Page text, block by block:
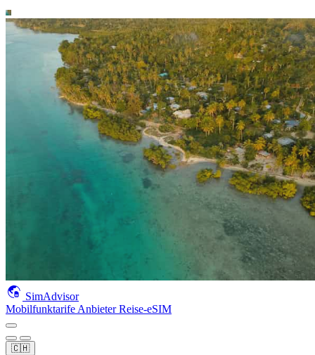
SimAdvisor
Mobilfunktarife AnbieterReise-eSIM
🇨🇭